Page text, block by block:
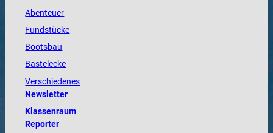
Abenteuer
Fundstücke
Bootsbau
Bastelecke
Verschiedenes
Newsletter
Klassenraum
Reporter